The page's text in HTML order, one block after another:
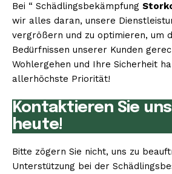
Bei “ Schädlingsbekämpfung
wir alles daran, unsere
vergrößern und zu optimieren, um
Bedürfnissen unserer Kunden
Wohlergehen und Ihre Sicherheit
allerhöchste Priorität!
Kontaktieren Sie
heute!
Bitte zögern Sie nicht, uns zu
Unterstützung bei der